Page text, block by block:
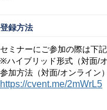
登録方法
セミナーにご参加の際は下
※ハイブリッド形式（対面/
参加方法（対面/オンライン
https://cvent.me/2mWrL5